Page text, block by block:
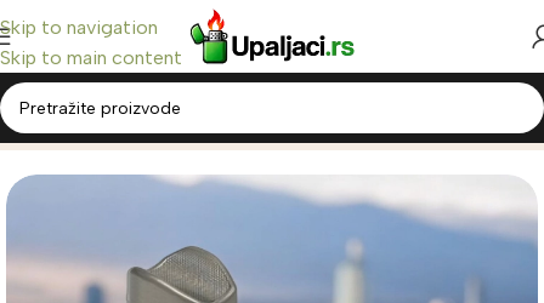
Skip to navigation
Skip to main content
Home/ Upaljači Breneri